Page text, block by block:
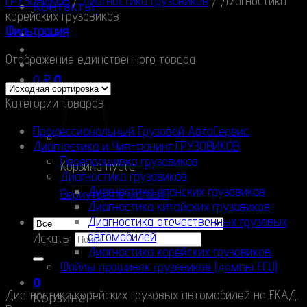
Контакты
0₽0
Корзина пуста.
Вернуться в магазин
Искать:
0
Корзина
корейских грузовиков
Фильтрация
Отображение единственного товара
Категории товаров
Профессиональный Грузовой АвтоСервис
Диагностика и Чип-тюнинг ГРУЗОВИКОВ
Перепрошивка грузовиков
Диагностика грузовиков
Диагностика японских грузовиков
Диагностика китайских грузовиков
Диагностика отечественных грузовых
автомобилей
Диагностика корейских грузовиков
Файлы прошивок грузовиков (дампы ECU)
Диагностика корейских грузовых автомобилей на ЕКАД.